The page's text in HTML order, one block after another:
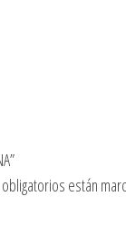
están